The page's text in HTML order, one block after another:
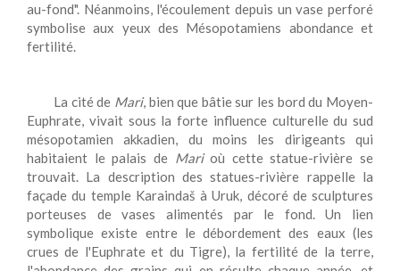
au-fond". Néanmoins, l'écoulement depuis un vase perforé
symbolise aux yeux des Mésopotamiens abondance et
fertilité.
La cité de Mari, bien que bâtie sur les bord du Moyen-
Euphrate, vivait sous la forte influence culturelle du sud
mésopotamien akkadien, du moins les dirigeants qui
habitaient le palais de Marioù cette statue-rivière se
trouvait. La description des statues-rivière rappelle la
façade du temple Karaindaš à Uruk, décoré de sculptures
porteuses de vases alimentés par le fond. Un lien
symbolique existe entre le débordement des eaux (les
crues de l'Euphrate et du Tigre), la fertilité de la terre,